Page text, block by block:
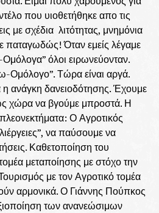
που υιοθετήθηκε απο τις
με σχέδια λιτότητας, μνημόνια
παταγωδώς! Όταν εμείς λέγαμε
όλοι ειρωνεύονταν.
Ομόλογο”. Τώρα είναι αργά.
ανάγκη δανειοδότησης. Έχουμε
ως χώρα να βγούμε μπροστά. Η
Ο Αγροτικός
να παύσουμε να
Καθετοποίηση του
μεταποίησης με στόχο την
με τον Αγροτικό τομέα
αρμονικά. Ο Γιάννης Πούπκος
των ανανεώσιμων